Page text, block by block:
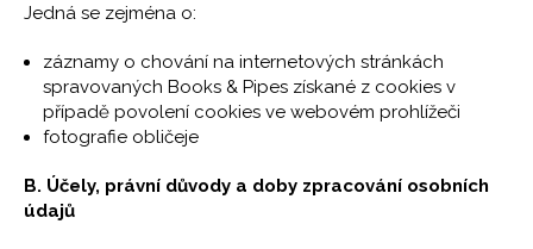
Jedná se zejména o:
záznamy o chování na internetových stránkách
spravovaných Books & Pipes získané z cookies v
případě povolení cookies ve webovém prohlížeči
fotografie obličeje
B. Účely, právní důvody a doby zpracování osobních
údajů